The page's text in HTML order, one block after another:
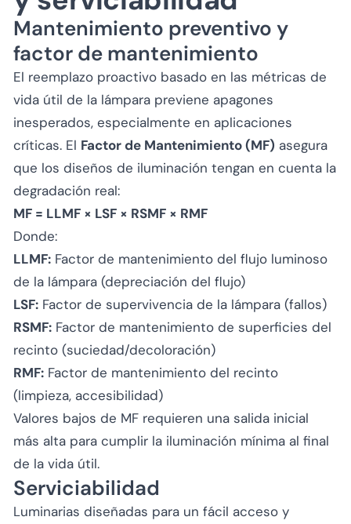
Mantenimiento preventivo y
factor de mantenimiento
El reemplazo proactivo basado en las métricas de
vida útil de la lámpara previene apagones
inesperados, especialmente en aplicaciones
críticas. El Factor de Mantenimiento (MF) asegura
que los diseños de iluminación tengan en cuenta la
degradación real:
MF = LLMF × LSF × RSMF × RMF
Donde:
LLMF: Factor de mantenimiento del flujo luminoso
de la lámpara (depreciación del flujo)
LSF: Factor de supervivencia de la lámpara (fallos)
RSMF: Factor de mantenimiento de superficies del
recinto (suciedad/decoloración)
RMF: Factor de mantenimiento del recinto
(limpieza, accesibilidad)
Valores bajos de MF requieren una salida inicial
más alta para cumplir la iluminación mínima al final
de la vida útil.
Serviciabilidad
Luminarias diseñadas para un fácil acceso y